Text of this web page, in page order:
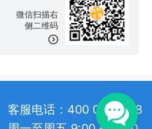
微信扫描右
侧二维码
客服电话：400 057 1108